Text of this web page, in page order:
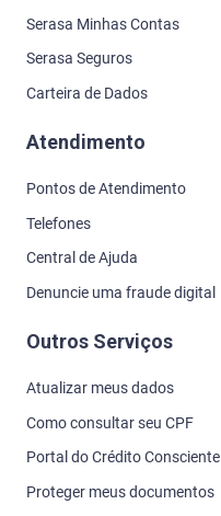
Serasa Minhas Contas
Serasa Seguros
Carteira de Dados
Atendimento
Pontos de Atendimento
Telefones
Central de Ajuda
Denuncie uma fraude digital
Outros Serviços
Atualizar meus dados
Como consultar seu CPF
Portal do Crédito Consciente
Proteger meus documentos